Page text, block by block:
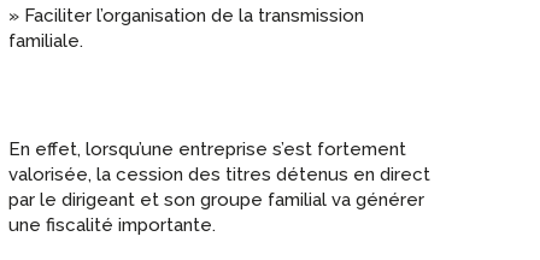
» Faciliter l’organisation de la transmission
familiale.
En effet, lorsqu’une entreprise s’est fortement
valorisée, la cession des titres détenus en direct
par le dirigeant et son groupe familial va générer
une fiscalité importante.